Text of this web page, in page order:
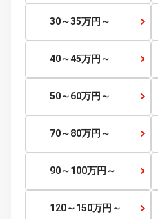
10～15万円～
20～25万円～
30～35万円～
40～45万円～
50～60万円～
70～80万円～